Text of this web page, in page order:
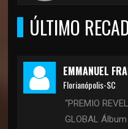
ÚLTIMO
EMMANUEL
Florianópolis-SC
“PREMIO
GLOBAL